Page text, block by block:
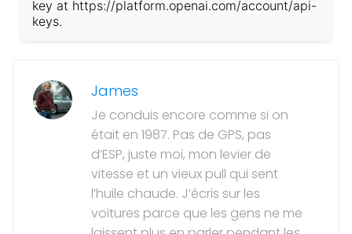
key at https://platform.openai.com/account/api-
keys.
James
Je conduis encore comme si on
était en 1987. Pas de GPS, pas
d’ESP, juste moi, mon levier de
vitesse et un vieux pull qui sent
l’huile chaude. J’écris sur les
voitures parce que les gens ne me